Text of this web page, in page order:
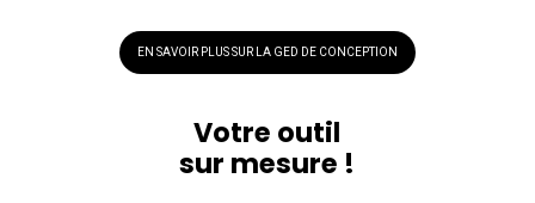
EN SAVOIR PLUS SUR LA GED DE CONCEPTION
Votre outil
sur mesure !